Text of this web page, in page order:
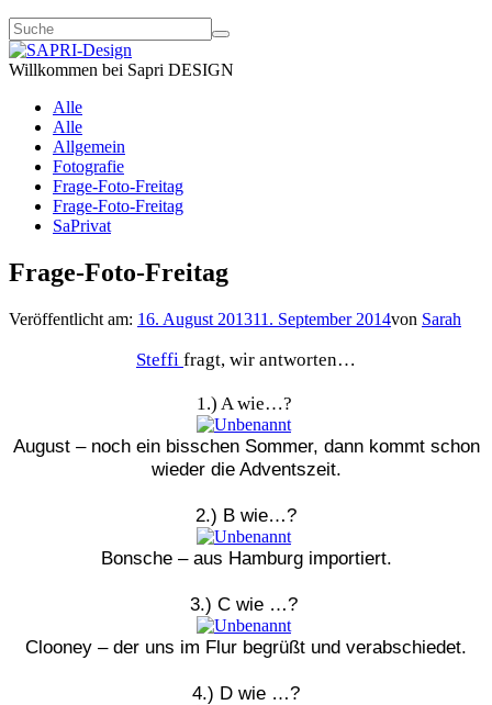
Willkommen bei Sapri DESIGN
Alle
Alle
Allgemein
Fotografie
Frage-Foto-Freitag
Frage-Foto-Freitag
SaPrivat
Frage-Foto-Freitag
Veröffentlicht am: 16. August 201311. September 2014von Sarah
Steffi fragt, wir antworten…
1.) A wie…?
August – noch ein bisschen Sommer, dann kommt schon
wieder die Adventszeit.
2.) B wie…?
Bonsche – aus Hamburg importiert.
3.) C wie …?
Clooney – der uns im Flur begrüßt und verabschiedet.
4.) D wie …?